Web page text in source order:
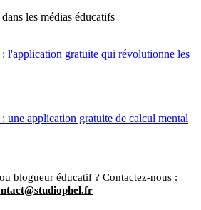
les médias éducatifs
l'application gratuite qui révolutionne les
une application gratuite de calcul mental
blogueur éducatif ? Contactez-nous :